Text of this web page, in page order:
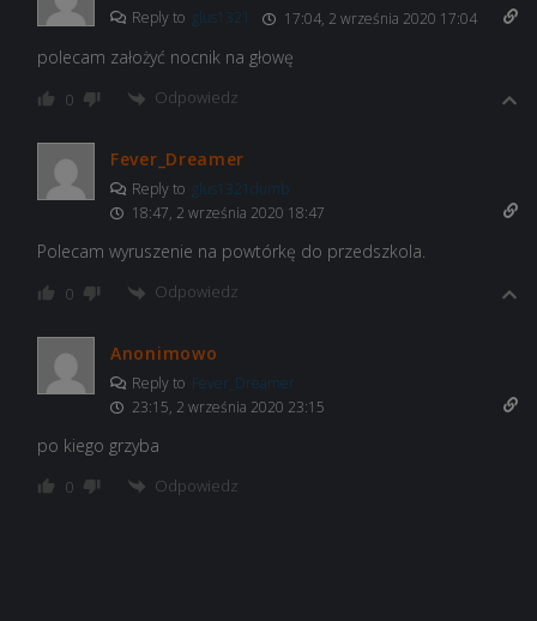
Reply to glus1321 17:04, 2 września 2020 17:04
polecam założyć nocnik na głowę
0 Odpowiedz
Fever_Dreamer
Reply to glus1321dumb
18:47, 2 września 2020 18:47
Polecam wyruszenie na powtórkę do przedszkola.
0 Odpowiedz
Anonimowo
Reply to Fever_Dreamer
23:15, 2 września 2020 23:15
po kiego grzyba
0 Odpowiedz